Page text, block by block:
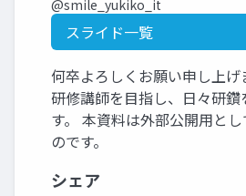
@smile_yukiko_it
スライド一覧
何卒よろしくお願い申し上げ
研修講師を目指し、日々研鑽
す。 本資料は外部公開用と
のです。
シェア